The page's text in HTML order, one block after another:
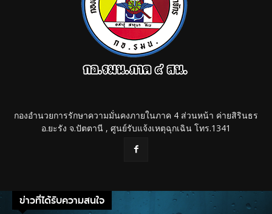
กองอำนวยการรักษาความมั่นคงภายในภาค 4 ส่วนหน้า ค่ายสิรินธร
อ.ยะรัง จ.ปัตตานี , ศูนย์รับแจ้งเหตุฉุกเฉิน โทร.1341
ข่าวที่ได้รับความสนใจ